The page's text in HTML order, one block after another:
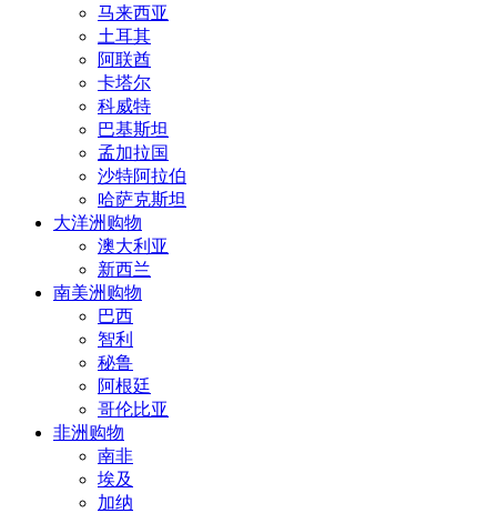
马来西亚
土耳其
阿联酋
卡塔尔
科威特
巴基斯坦
孟加拉国
沙特阿拉伯
哈萨克斯坦
大洋洲购物
澳大利亚
新西兰
南美洲购物
巴西
智利
秘鲁
阿根廷
哥伦比亚
非洲购物
南非
埃及
加纳